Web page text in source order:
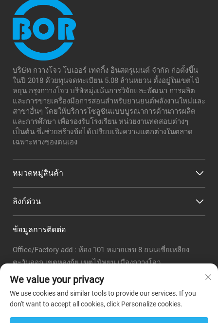
บริษัท กวางโจว โบเออร์ เทคกิ้ง อินสตรูเมนต์ จำกัด ก่อตั้งขึ้น
ในปี 2018 ด้วยทุนจดทะเบียน 5.08 ล้านหยวน ตั้งอยู่ในเขตไป๋
หยุน กรุงกวางโจว บริษัทมุ่งเน้นการวิจัยและพัฒนา การผลิต
และการขายเครื่องมือการสอนสำหรับยานยนต์พลังงานใหม่และ
สาขาอื่นๆ โดยให้บริการโซลูชันแบบบูรณาการด้านการผลิต
และการศึกษา เพื่อรองรับโรงเรียน หน่วยงานทดสอบต่างๆ
เป็นต้น ซึ่งช่วยสร้างข้อได้เปรียบเชิงความแตกต่างในตลาด
เฉพาะทางของตนเอง
หมวดหมู่สินค้า
ลิงก์ด่วน
ข้อมูลการติดต่อ
Office/Factory add : ห้อง 101 หมายเลข 8 ถนนเซี่ยเหลียง
ตะวันออก เขตหลงกุ้ย เขตไป๋หยุน เมืองกวางโจว
อีเมล :[email protected]
+86-18320351294
วอทแชป: +8618320351294
We value your privacy
We use cookies and similar tools to provide our services. If you
don't want to accept all cookies, click Personalize cookies.